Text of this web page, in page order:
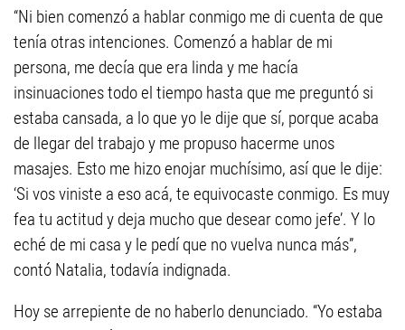
“Ni bien comenzó a hablar conmigo me di cuenta de que
tenía otras intenciones. Comenzó a hablar de mi
persona, me decía que era linda y me hacía
insinuaciones todo el tiempo hasta que me preguntó si
estaba cansada, a lo que yo le dije que sí, porque acaba
de llegar del trabajo y me propuso hacerme unos
masajes. Esto me hizo enojar muchísimo, así que le dije:
‘Si vos viniste a eso acá, te equivocaste conmigo. Es muy
fea tu actitud y deja mucho que desear como jefe’. Y lo
eché de mi casa y le pedí que no vuelva nunca más”,
contó Natalia, todavía indignada.
Hoy se arrepiente de no haberlo denunciado. “Yo estaba